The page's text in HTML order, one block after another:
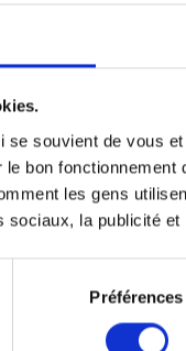
se souvient de vous
bon
les gens
sociaux, la publicité
Préférences
YAMALUBE S4